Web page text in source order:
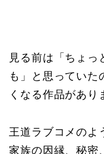
見る前は「ちょっ
も」と思っていた
くなる作品があり
王道ラブコメのよ
家族の因縁、秘密